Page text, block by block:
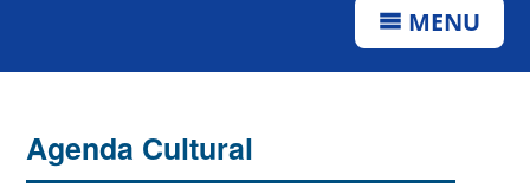
MENU
Agenda Cultural
5:00